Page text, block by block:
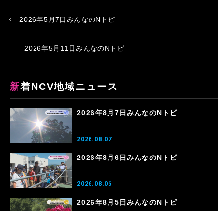
2026年5月7日みんなのNトピ
2026年5月11日みんなのNトピ
新着NCV地域ニュース
2026年8月7日みんなのNトピ
2026.08.07
2026年8月6日みんなのNトピ
2026.08.06
2026年8月5日みんなのNトピ